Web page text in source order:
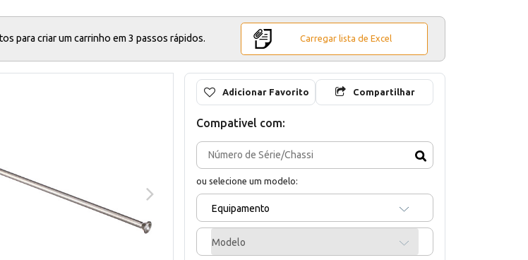
para criar um carrinho em 3 passos rápidos. Carregar lista de Excel
Adicionar Favorito Compartilhar
Compativel com:
ou selecione um modelo:
Equipamento
Modelo